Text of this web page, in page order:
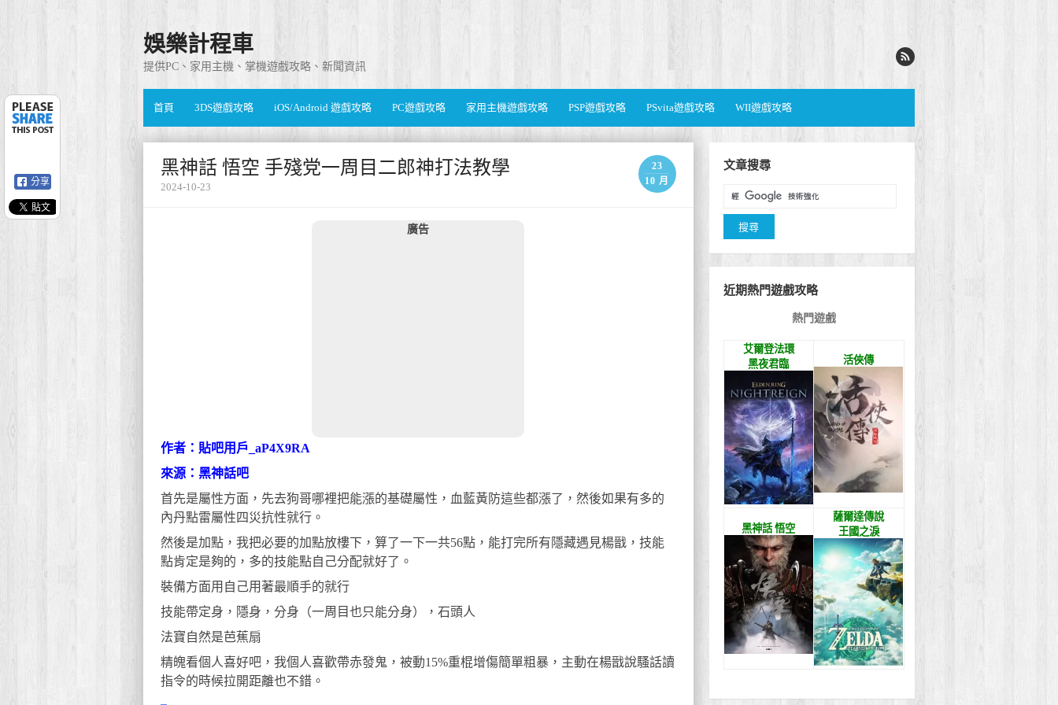
娛樂計程車
提供PC、家用主機、掌機遊戲攻略、新聞資訊
首頁 3DS遊戲攻略 iOS/Android 遊戲攻略 PC遊戲攻略 家用主機遊戲攻略 PSP遊戲攻略 PSvita遊戲攻略 WII遊戲攻略
黑神話 悟空 手殘党一周目二郎神打法教學
23
10 月
2024-10-23
廣告
作者：貼吧用戶_aP4X9RA
來源：黑神話吧
首先是屬性方面，先去狗哥哪裡把能漲的基礎屬性，血藍黃防這些都漲了，然後如果有多的
內丹點雷屬性四災抗性就行。
然後是加點，我把必要的加點放樓下，算了一下一共56點，能打完所有隱藏遇見楊戩，技能
點肯定是夠的，多的技能點自己分配就好了。
裝備方面用自己用著最順手的就行
技能帶定身，隱身，分身（一周目也只能分身），石頭人
法寶自然是芭蕉扇
精魄看個人喜好吧，我個人喜歡帶赤發鬼，被動15%重棍增傷簡單粗暴，主動在楊戩說騷話讀
指令的時候拉開距離也不錯。
文章搜尋
近期熱門遊戲攻略
熱門遊戲
艾爾登法環
黑夜君臨
活俠傳
黑神話 悟空
薩爾達傳說
王國之淚
分享